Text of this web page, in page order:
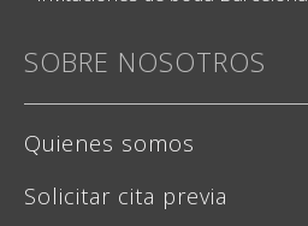
SOBRE NOSOTROS
Quienes somos
Solicitar cita previa